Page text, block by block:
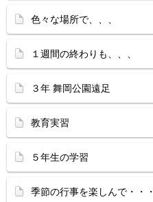
色々な場所で、、、
１週間の終わりも、、、
３年 舞岡公園遠足
教育実習
５年生の学習
季節の行事を楽しんで・・・